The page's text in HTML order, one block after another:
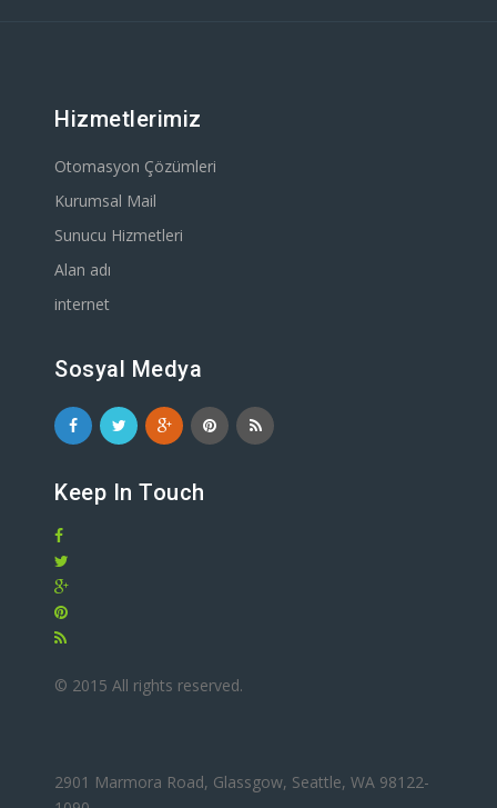
Hizmetlerimiz
Otomasyon Çözümleri
Kurumsal Mail
Sunucu Hizmetleri
Alan adı
internet
Sosyal Medya
Keep In Touch
© 2015 All rights reserved.
2901 Marmora Road, Glassgow, Seattle, WA 98122-